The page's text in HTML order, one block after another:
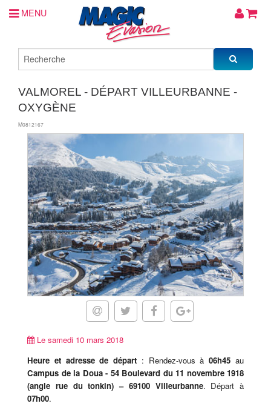
MENU
VALMOREL - DÉPART VILLEURBANNE -
OXYGÈNE
M0812167
Le samedi 10 mars 2018
Heure et adresse de départ : Rendez-vous à06h45 au
Campus de la Doua - 54 Boulevard du 11 novembre 1918
(angle rue du tonkin)– 69100 Villeurbanne. Départ à
07h00.